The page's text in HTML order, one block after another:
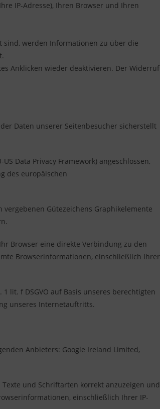
IP-Adresse), Ihren Browser und Ihren
sind, werden Informationen zu über die
Anklicken wieder deaktivieren. Der Widerruf
Daten unserer Seitenbesucher sicherstellt
Data Privacy Framework) angeschlossen,
des europäischen
Gütezeichens Graphikelemente
Browser eine direkte Verbindung zu den
Browserinformationen, einschließlich Ihrer
lit. f DSGVO auf Basis unseres berechtigten
unseres Internetauftritts.
Anbieters: Google Ireland Limited,
und Schriftarten korrekt anzuzeigen und
einschließlich Ihrer IP-